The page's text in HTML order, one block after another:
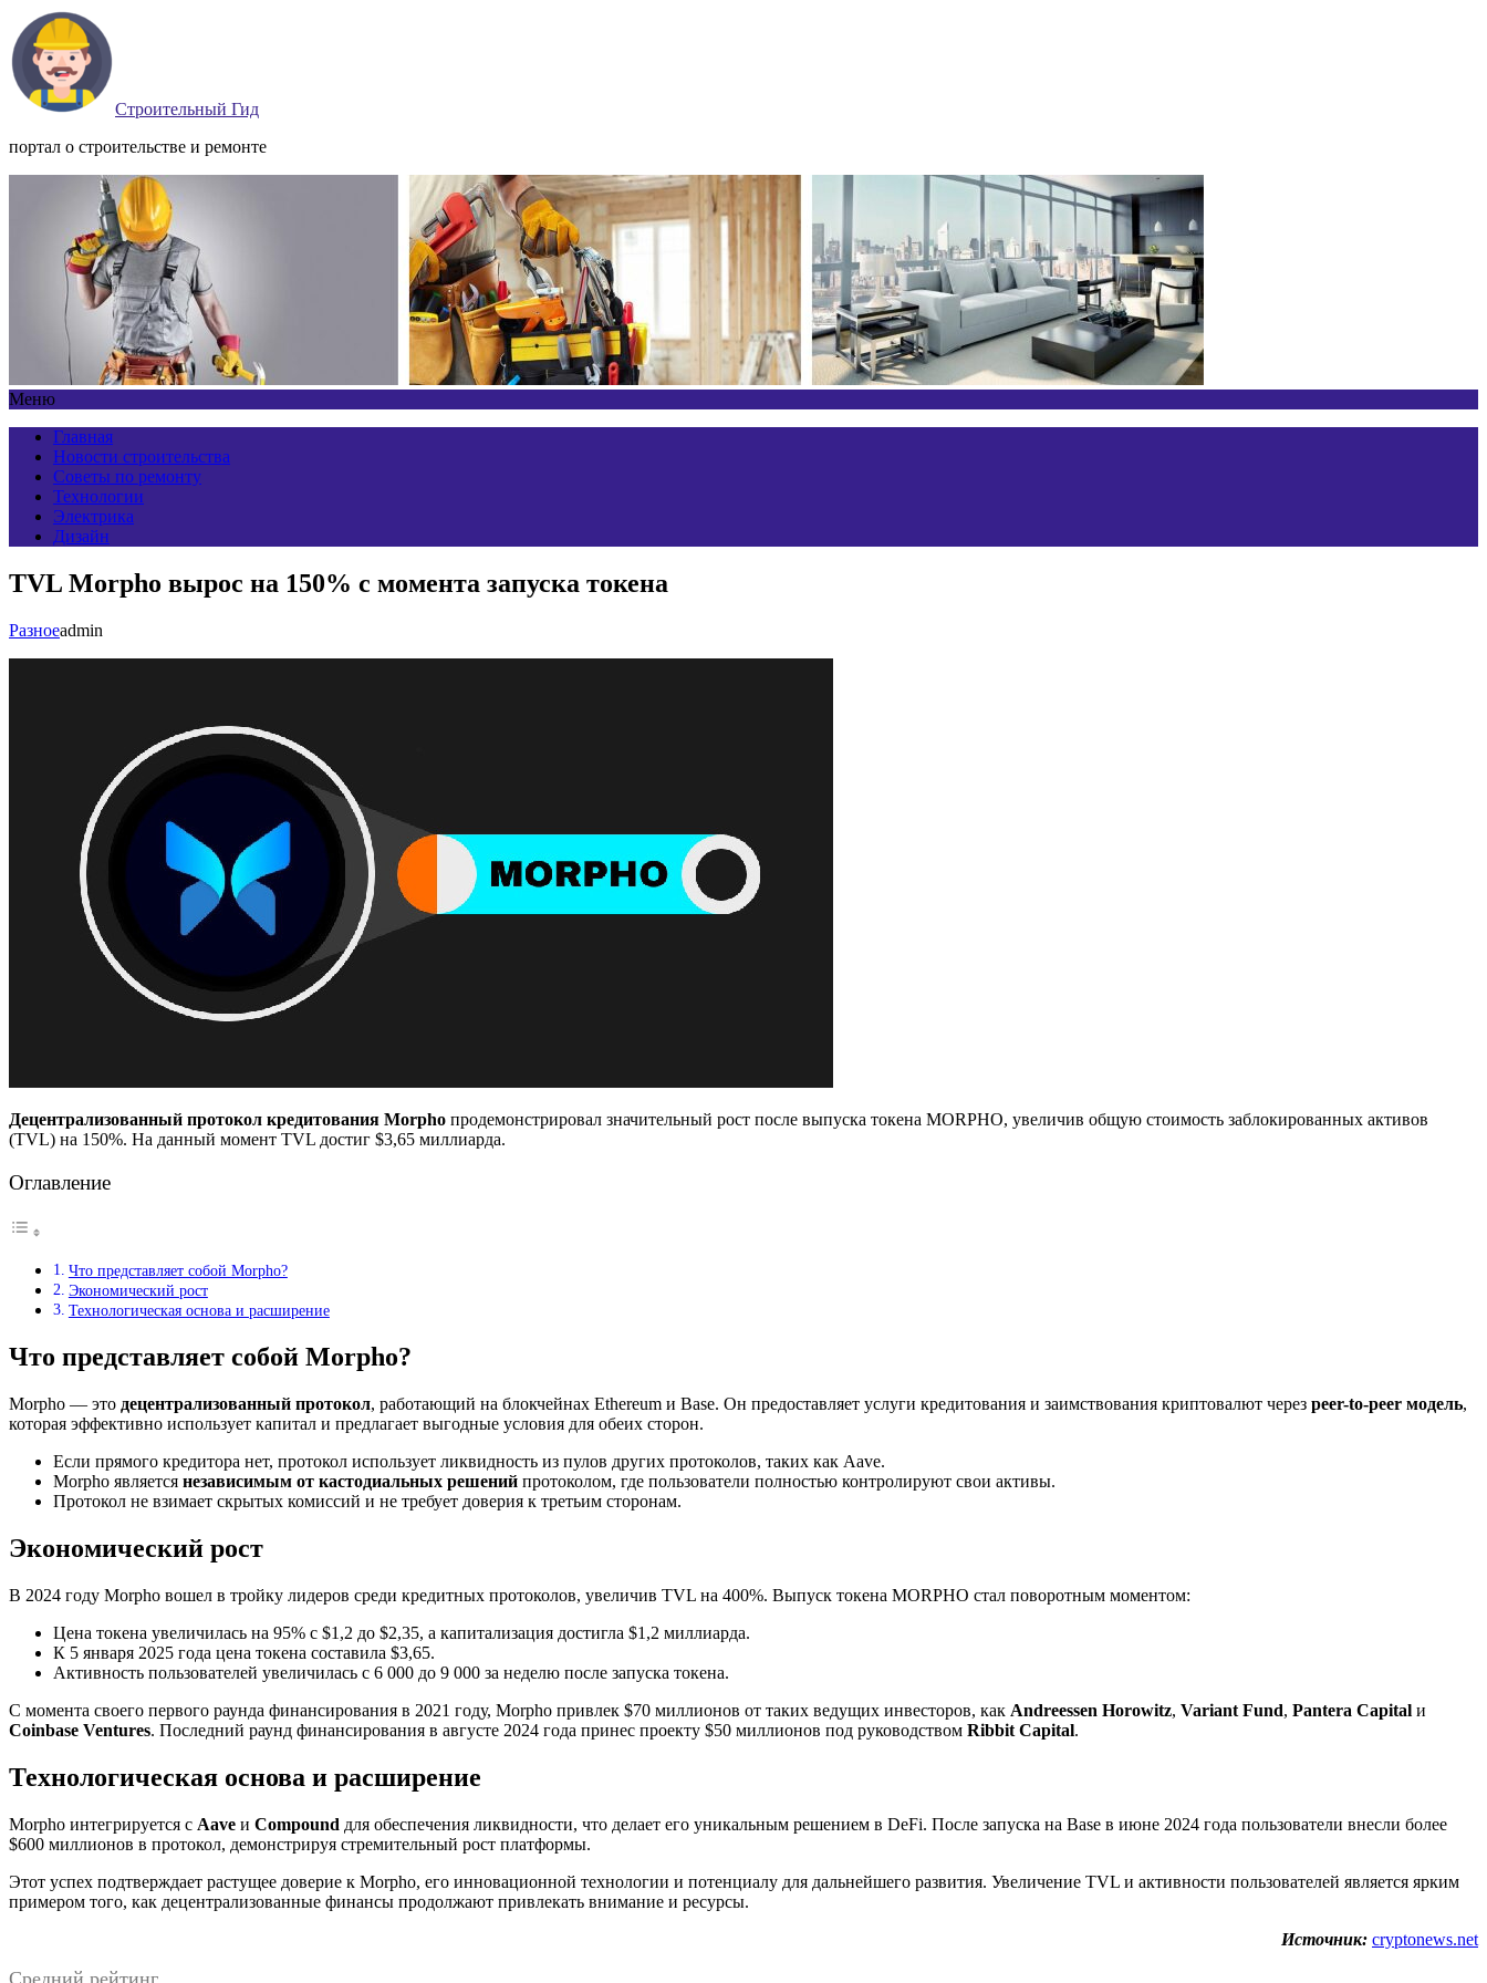
Строительный Гид
портал о строительстве и ремонте
Меню
Главная
Новости строительства
Советы по ремонту
Технологии
Электрика
Дизайн
TVL Morpho вырос на 150% с момента запуска токена
Разноеadmin
Децентрализованный протокол кредитования Morpho продемонстрировал значительный рост после выпуска токена MORPHO, увеличив общую стоимость заблокированных активов
(TVL) на 150%. На данный момент TVL достиг $3,65 миллиарда.
Оглавление
Что представляет собой Morpho?
Экономический рост
Технологическая основа и расширение
Что представляет собой Morpho?
Morpho — это децентрализованный протокол, работающий на блокчейнах Ethereum и Base. Он предоставляет услуги кредитования и заимствования криптовалют через peer-to-peer модель,
которая эффективно использует капитал и предлагает выгодные условия для обеих сторон.
Если прямого кредитора нет, протокол использует ликвидность из пулов других протоколов, таких как Aave.
Morpho является независимым от кастодиальных решений протоколом, где пользователи полностью контролируют свои активы.
Протокол не взимает скрытых комиссий и не требует доверия к третьим сторонам.
Экономический рост
В 2024 году Morpho вошел в тройку лидеров среди кредитных протоколов, увеличив TVL на 400%. Выпуск токена MORPHO стал поворотным моментом:
Цена токена увеличилась на 95% с $1,2 до $2,35, а капитализация достигла $1,2 миллиарда.
К 5 января 2025 года цена токена составила $3,65.
Активность пользователей увеличилась с 6 000 до 9 000 за неделю после запуска токена.
С момента своего первого раунда финансирования в 2021 году, Morpho привлек $70 миллионов от таких ведущих инвесторов, как Andreessen Horowitz, Variant Fund, Pantera Capital и
Coinbase Ventures. Последний раунд финансирования в августе 2024 года принес проекту $50 миллионов под руководством Ribbit Capital.
Технологическая основа и расширение
Morpho интегрируется с Aave и Compound для обеспечения ликвидности, что делает его уникальным решением в DeFi. После запуска на Base в июне 2024 года пользователи внесли более
$600 миллионов в протокол, демонстрируя стремительный рост платформы.
Этот успех подтверждает растущее доверие к Morpho, его инновационной технологии и потенциалу для дальнейшего развития. Увеличение TVL и активности пользователей является ярким
примером того, как децентрализованные финансы продолжают привлекать внимание и ресурсы.
Источник: cryptonews.net
Средний рейтинг